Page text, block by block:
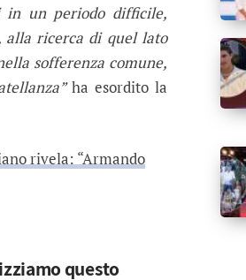
un periodo difficile,
alla ricerca di quel lato
sofferenza comune,
ha esordito la
rivela: “Armando
questo